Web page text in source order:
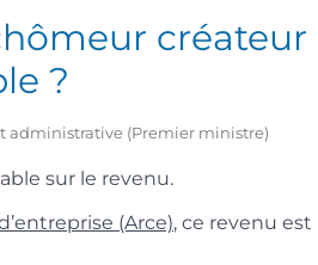
créateur
?
administrative (Premier ministre)
sur le revenu.
(Arce), ce revenu est